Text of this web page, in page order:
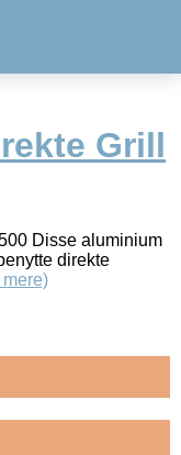
Grill
Disse aluminium
direkte